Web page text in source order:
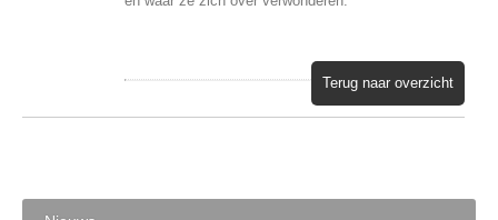
Terug naar overzicht